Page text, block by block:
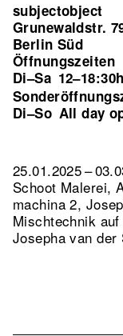
subjectobject
Grunewaldstr.
Berlin Süd
Öffnungszeiten
Di–Sa 12–18:30h
Di–So All day
25.01.2025 –
Schoot Malerei,
machina 2,
Mischtechnik
Josepha van der